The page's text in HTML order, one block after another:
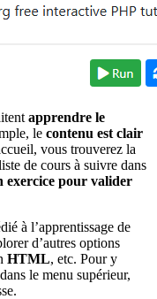
apprendre le
le contenu est clair
vous trouverez la
de cours à suivre dans
exercice pour valider
à l’apprentissage de
d’autres options
HTML, etc. Pour y
le menu supérieur,